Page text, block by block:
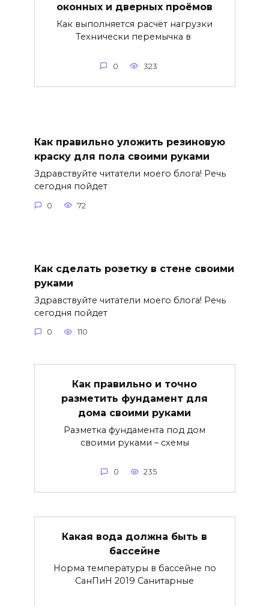
оконных и дверных проёмов
Как выполняется расчёт нагрузки
Технически перемычка в
0 323
Как правильно уложить резиновую
краску для пола своими руками
Здравствуйте читатели моего блога! Речь
сегодня пойдет
0 72
Как сделать розетку в стене своими
руками
Здравствуйте читатели моего блога! Речь
сегодня пойдет
0 110
Как правильно и точно
разметить фундамент для
дома своими руками
Разметка фундамента под дом
своими руками – схемы
0 235
Какая вода должна быть в
бассейне
Норма температуры в бассейне по
СанПиН 2019 Санитарные